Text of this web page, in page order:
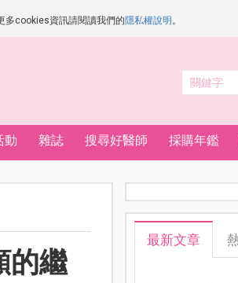
多cookies資訊請閱讀我們的隱私權說明 。
動 雜誌 搜尋好醫師 採購年鑑
的繼
最新文章